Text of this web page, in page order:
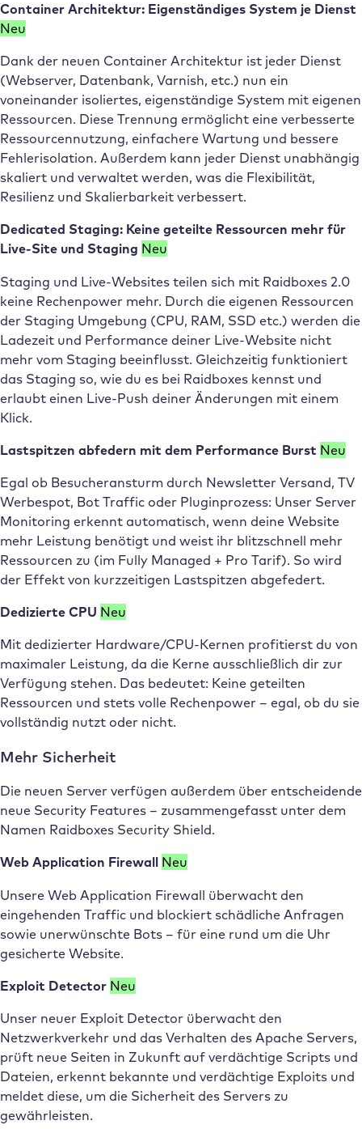
Container Architektur: Eigenständiges System je Dienst
Neu
Dank der neuen Container Architektur ist jeder Dienst
(Webserver, Datenbank, Varnish, etc.) nun ein
voneinander isoliertes, eigenständige System mit eigenen
Ressourcen. Diese Trennung ermöglicht eine verbesserte
Ressourcennutzung, einfachere Wartung und bessere
Fehlerisolation. Außerdem kann jeder Dienst unabhängig
skaliert und verwaltet werden, was die Flexibilität,
Resilienz und Skalierbarkeit verbessert.
Dedicated Staging: Keine geteilte Ressourcen mehr für
Live-Site und Staging Neu
Staging und Live-Websites teilen sich mit Raidboxes 2.0
keine Rechenpower mehr. Durch die eigenen Ressourcen
der Staging Umgebung (CPU, RAM, SSD etc.) werden die
Ladezeit und Performance deiner Live-Website nicht
mehr vom Staging beeinflusst. Gleichzeitig funktioniert
das Staging so, wie du es bei Raidboxes kennst und
erlaubt einen Live-Push deiner Änderungen mit einem
Klick.
Lastspitzen abfedern mit dem Performance Burst Neu
Egal ob Besucheransturm durch Newsletter Versand, TV
Werbespot, Bot Traffic oder Pluginprozess: Unser Server
Monitoring erkennt automatisch, wenn deine Website
mehr Leistung benötigt und weist ihr blitzschnell mehr
Ressourcen zu (im Fully Managed + Pro Tarif). So wird
der Effekt von kurzzeitigen Lastspitzen abgefedert.
Dedizierte CPU Neu
Mit dedizierter Hardware/CPU-Kernen profitierst du von
maximaler Leistung, da die Kerne ausschließlich dir zur
Verfügung stehen. Das bedeutet: Keine geteilten
Ressourcen und stets volle Rechenpower – egal, ob du sie
vollständig nutzt oder nicht.
Mehr Sicherheit
Die neuen Server verfügen außerdem über entscheidende
neue Security Features – zusammengefasst unter dem
Namen Raidboxes Security Shield.
Web Application Firewall Neu
Unsere Web Application Firewall überwacht den
eingehenden Traffic und blockiert schädliche Anfragen
sowie unerwünschte Bots – für eine rund um die Uhr
gesicherte Website.
Exploit Detector Neu
Unser neuer Exploit Detector überwacht den
Netzwerkverkehr und das Verhalten des Apache Servers,
prüft neue Seiten in Zukunft auf verdächtige Scripts und
Dateien, erkennt bekannte und verdächtige Exploits und
meldet diese, um die Sicherheit des Servers zu
gewährleisten.